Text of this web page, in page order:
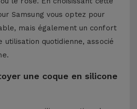
Samsung vous optez pour
mais également un confort
utilisation quotidienne, associé
une coque en silicone